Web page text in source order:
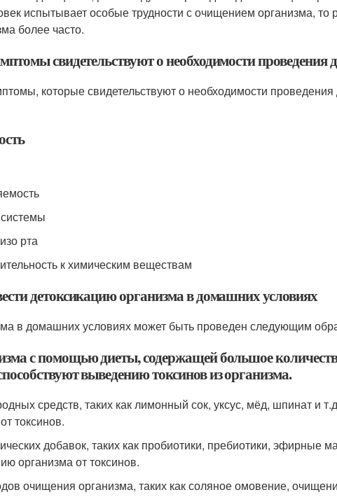
испытывает особые трудности с очищением организма, то
более часто.
свидетельствуют о необходимости проведения
которые свидетельствуют о необходимости проведения
рта
к химическим веществам
детоксикацию организма в домашних условиях
в домашних условиях может быть проведен следующим
с помощью диеты, содержащей большое
выведению токсинов из организма.
средств, таких как лимонный сок, уксус, мёд, шпинат и
токсинов.
добавок, таких как пробиотики, пребиотики, эфирные
организма от токсинов.
очищения организма, таких как соляное омовение,